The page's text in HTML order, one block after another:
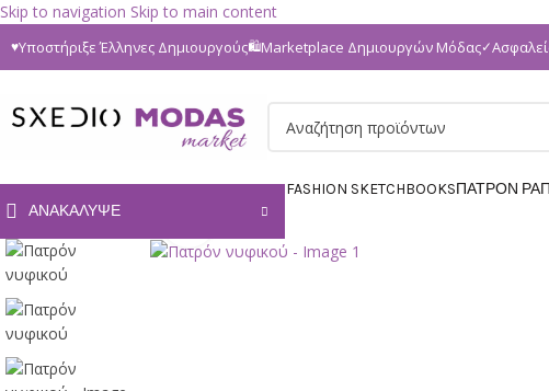
Skip to navigation Skip to main content
♥Υποστήριξε Έλληνες Δημιουργούς🛍Marketplace Δημιουργών Μόδας✓
ΑΝΑΚΆΛΥΨΕ
FASHION SKETCHBOOKSΠΑΤΡΟΝ
Click to enlarge